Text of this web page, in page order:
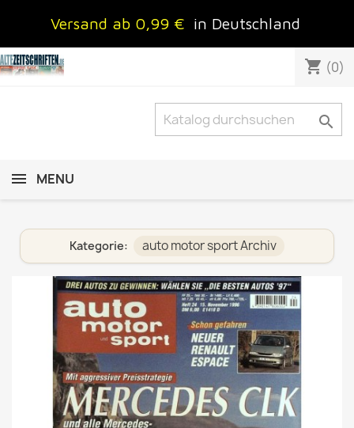
Versand ab 0,99 € in Deutschland
shopping_cart (0)

MENU
Kategorie: auto motor sport Archiv